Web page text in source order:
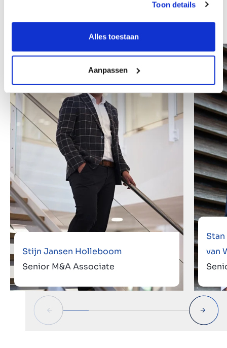
Toon details
Alles toestaan
Aanpassen
Other colleagues
Stijn Jansen Holleboom
Senior M&A Associate
van